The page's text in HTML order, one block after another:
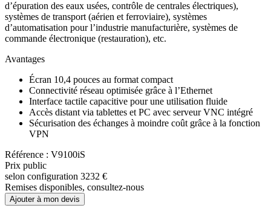
d’épuration des eaux usées, contrôle de centrales électriques),
systèmes de transport (aérien et ferroviaire), systèmes
d’automatisation pour l’industrie manufacturière, systèmes de
commande électronique (restauration), etc.
Avantages
Écran 10,4 pouces au format compact
Connectivité réseau optimisée grâce à l’Ethernet
Interface tactile capacitive pour une utilisation fluide
Accès distant via tablettes et PC avec serveur VNC intégré
Sécurisation des échanges à moindre coût grâce à la fonction
VPN
Référence : V9100iS
Prix public
selon configuration 3232 €
Remises disponibles, consultez-nous
Ajouter à mon devis